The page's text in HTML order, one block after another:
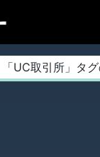
UC取引所」タ